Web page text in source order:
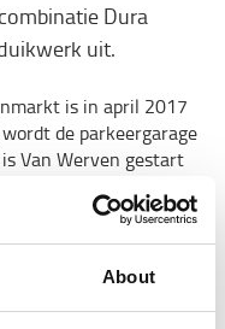
About
Dura
uit.
is in april 2017
de parkeergarage
Van Werven gestart
we mee bij de
de diepwand en het
Franki